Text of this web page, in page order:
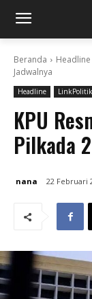
Beranda Headline
Jadwalnya
Headline LinkPolitik
KPU
Pilkada
nana 22 Februari